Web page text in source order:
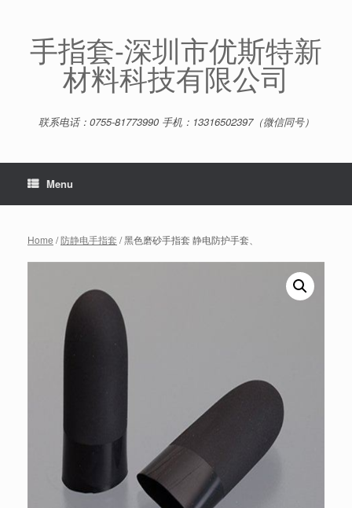
content手指套-深圳市优斯特新
材料科技有限公司
联系电话：0755-81773990 手机：13316502397（微信同号）
Menu
Home /防静电手指套 / 黑色磨砂手指套 静电防护手套、